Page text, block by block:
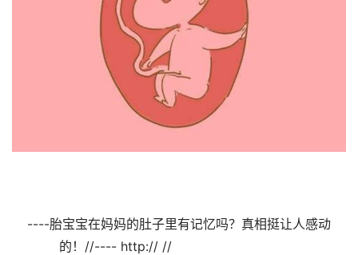
----胎宝宝在妈妈的肚子里有记忆吗？真相挺让人感动
的！//---- http:// //